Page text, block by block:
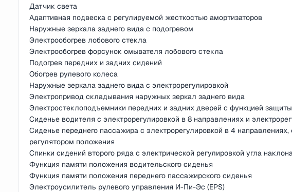
Датчик света
Адаптивная подвеска с регулируемой жесткостью амортизаторов
Наружные зеркала заднего вида с подогревом
Электрообогрев лобового стекла
Электрообогрев форсунок омывателя лобового стекла
Подогрев передних и задних сидений
Обогрев рулевого колеса
Наружные зеркала заднего вида с электрорегулировкой
Электропривод складывания наружных зеркал заднего вида
Электростеклоподъемники передних и задних дверей с функцией
Сиденье водителя с электрорегулировкой в 8 направлениях и
Сиденье переднего пассажира с электрорегулировкой в 4
регулятором положения
Спинки сидений второго ряда с электрической регулировкой угла
Функция памяти положения водительского сиденья
Функция памяти положения переднего пассажирского сиденья
Электроусилитель рулевого управления И-Пи-Эс (EPS)